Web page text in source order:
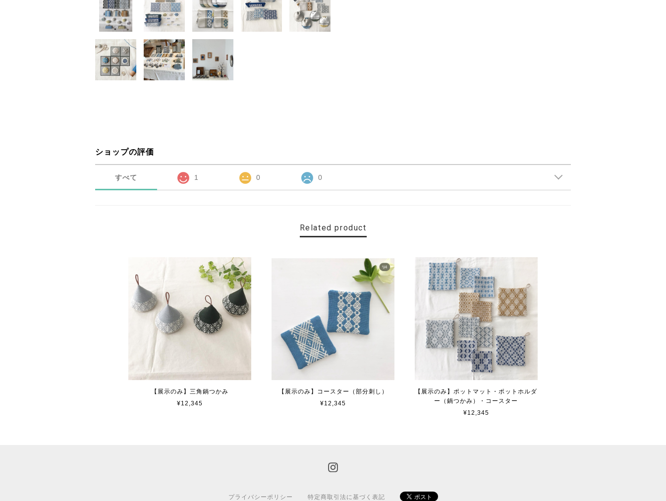
ショップの評価
すべて 1 0 0
Related product
【展示のみ】三角鍋つかみ
¥12,345
【展示のみ】コースター（部分刺し）
¥12,345
【展示のみ】ポットマット・ポットホルダ
ー（鍋つかみ）・コースター
¥12,345
プライバシーポリシー 特定商取引法に基づく表記